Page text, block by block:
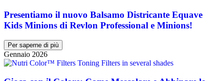
Presentiamo il nuovo Balsamo Districante Equave
Kids Minions di Revlon Professional e Minions!
Per saperne di più
Gennaio 2026